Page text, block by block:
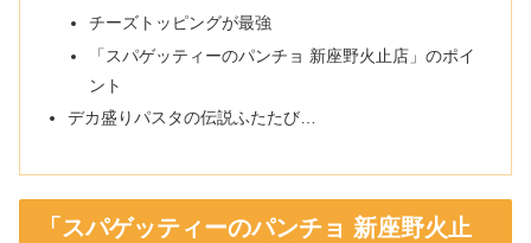
チーズトッピングが最強
「スパゲッティーのパンチョ 新座野火止店」のポイ
ント
デカ盛りパスタの伝説ふたたび…
「スパゲッティーのパンチョ 新座野火止